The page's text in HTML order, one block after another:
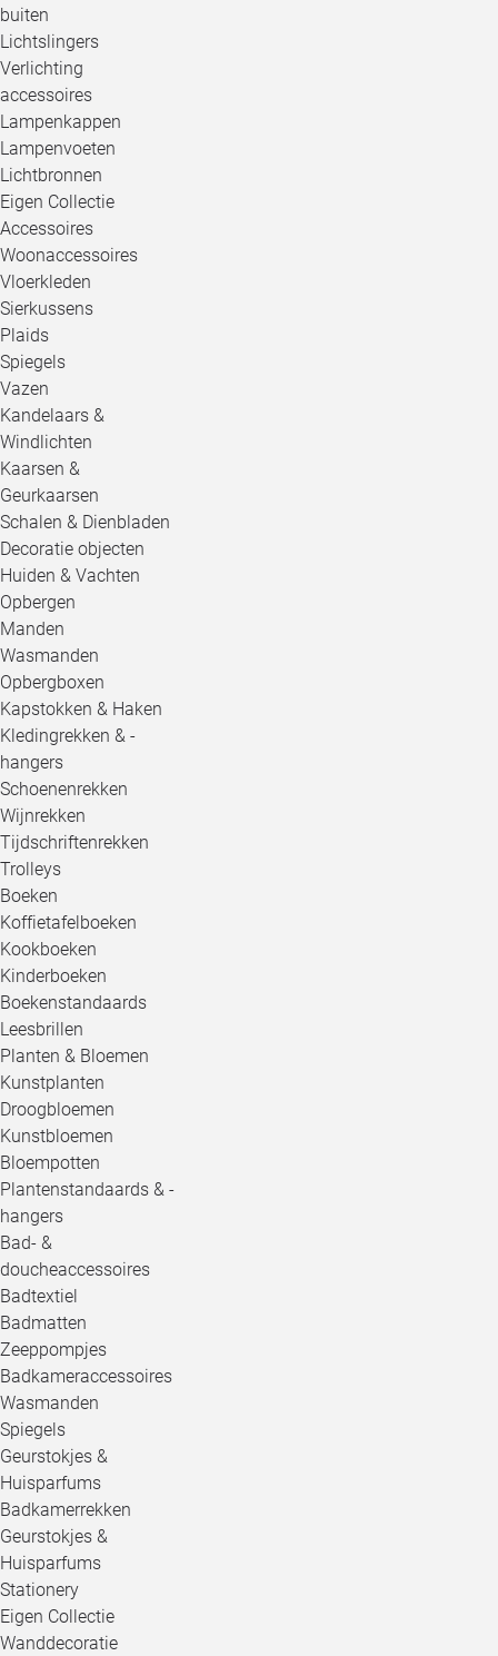
buiten
Lichtslingers
Verlichting
accessoires
Lampenkappen
Lampenvoeten
Lichtbronnen
Eigen Collectie
Accessoires
Woonaccessoires
Vloerkleden
Sierkussens
Plaids
Spiegels
Vazen
Kandelaars &
Windlichten
Kaarsen &
Geurkaarsen
Schalen & Dienbladen
Decoratie objecten
Huiden & Vachten
Opbergen
Manden
Wasmanden
Opbergboxen
Kapstokken & Haken
Kledingrekken & -
hangers
Schoenenrekken
Wijnrekken
Tijdschriftenrekken
Trolleys
Boeken
Koffietafelboeken
Kookboeken
Kinderboeken
Boekenstandaards
Leesbrillen
Planten & Bloemen
Kunstplanten
Droogbloemen
Kunstbloemen
Bloempotten
Plantenstandaards & -
hangers
Bad- &
doucheaccessoires
Badtextiel
Badmatten
Zeeppompjes
Badkameraccessoires
Wasmanden
Spiegels
Geurstokjes &
Huisparfums
Badkamerrekken
Geurstokjes &
Huisparfums
Stationery
Eigen Collectie
Wanddecoratie